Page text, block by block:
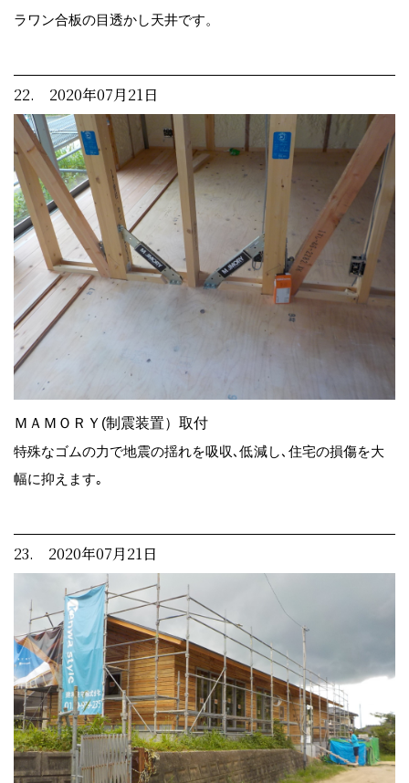
ラワン合板の目透かし天井です。
22. 2020年07月21日
ＭＡＭＯＲＹ(制震装置）取付
特殊なゴムの力で地震の揺れを吸収､低減し､住宅の損傷を大
幅に抑えます｡
23. 2020年07月21日